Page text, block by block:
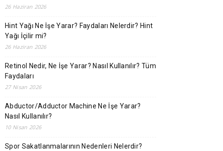
26 Haziran 2026
Hint Yağı Ne İşe Yarar? Faydaları Nelerdir? Hint
Yağı İçilir mi?
26 Haziran 2026
Retinol Nedir, Ne İşe Yarar? Nasıl Kullanılır? Tüm
Faydaları
27 Nisan 2026
Abductor/Adductor Machine Ne İşe Yarar?
Nasıl Kullanılır?
10 Nisan 2026
Spor Sakatlanmalarının Nedenleri Nelerdir?